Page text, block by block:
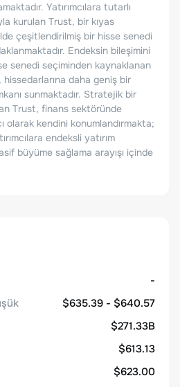
Yatırımcılara tutarlı
kurulan Trust, bir kıyas
çeşitlendirilmiş bir hisse senedi
Endeksin bileşimini
senedi seçiminden kaynaklanan
daha geniş bir
sunmaktadır. Stratejik bir
Trust, finans sektöründe
olarak kendini konumlandırmakta;
endeksli yatırım
büyüme sağlama arayışı içinde
-
$635.39 - $640.57
$271.33B
$613.13
$623.00